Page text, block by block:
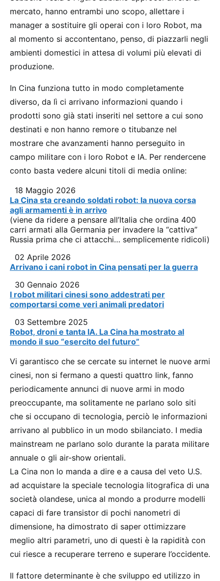
mercato, hanno entrambi uno scopo, allettare i
manager a sostituire gli operai con i loro Robot, ma
al momento si accontentano, penso, di piazzarli negli
ambienti domestici in attesa di volumi più elevati di
produzione.
In Cina funziona tutto in modo completamente
diverso, da lì ci arrivano informazioni quando i
prodotti sono già stati inseriti nel settore a cui sono
destinati e non hanno remore o titubanze nel
mostrare che avanzamenti hanno perseguito in
campo militare con i loro Robot e IA. Per rendercene
conto basta vedere alcuni titoli di media online:
18 Maggio 2026
La Cina sta creando soldati robot: la nuova corsa
agli armamenti è in arrivo
(viene da ridere a pensare all’Italia che ordina 400
carri armati alla Germania per invadere la “cattiva”
Russia prima che ci attacchi… semplicemente ridicoli)
02 Aprile 2026
Arrivano i cani robot in Cina pensati per la guerra
30 Gennaio 2026
I robot militari cinesi sono addestrati per
comportarsi come veri animali predatori
03 Settembre 2025
Robot, droni e tanta IA. La Cina ha mostrato al
mondo il suo “esercito del futuro”
Vi garantisco che se cercate su internet le nuove armi
cinesi, non si fermano a questi quattro link, fanno
periodicamente annunci di nuove armi in modo
preoccupante, ma solitamente ne parlano solo siti
che si occupano di tecnologia, perciò le informazioni
arrivano al pubblico in un modo sbilanciato. I media
mainstream ne parlano solo durante la parata militare
annuale o gli air-show orientali.
La Cina non lo manda a dire e a causa del veto U.S.
ad acquistare la speciale tecnologia litografica di una
società olandese, unica al mondo a produrre modelli
capaci di fare transistor di pochi nanometri di
dimensione, ha dimostrato di saper ottimizzare
meglio altri parametri, uno di questi è la rapidità con
cui riesce a recuperare terreno e superare l’occidente.
Il fattore determinante è che sviluppo ed utilizzo in